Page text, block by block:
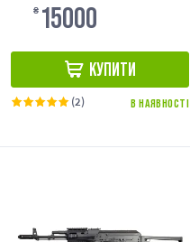
₴ 15000
КУПИТИ
В НАЯВНОСТІ
(2)